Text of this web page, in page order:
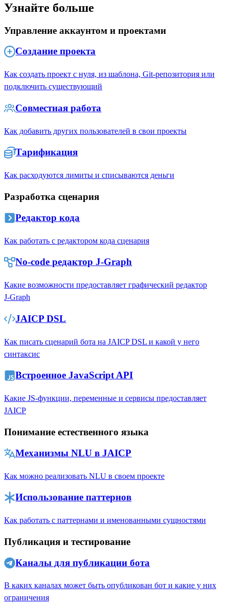
Узнайте больше
Управление аккаунтом и проектами
Создание проекта
Как создать проект с нуля, из шаблона, Git-репозитория или
подключить существующий
Совместная работа
Как добавить других пользователей в свои проекты
Тарификация
Как расходуются лимиты и списываются деньги
Разработка сценария
Редактор кода
Как работать с редактором кода сценария
No-code редактор J‑Graph
Какие возможности предоставляет графический редактор
J‑Graph
JAICP DSL
Как писать сценарий бота на JAICP DSL и какой у него
синтаксис
Встроенное JavaScript API
Какие JS-функции, переменные и сервисы предоставляет
JAICP
Понимание естественного языка
Механизмы NLU в JAICP
Как можно реализовать NLU в своем проекте
Использование паттернов
Как работать с паттернами и именованными сущностями
Публикация и тестирование
Каналы для публикации бота
В каких каналах может быть опубликован бот и какие у них
ограничения